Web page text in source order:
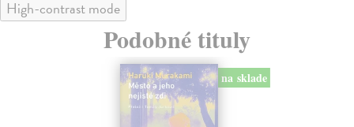
High-contrast mode
Podobné tituly
na sklade